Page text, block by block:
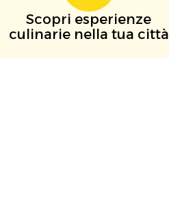
Scopri esperienze
culinarie nella tua città